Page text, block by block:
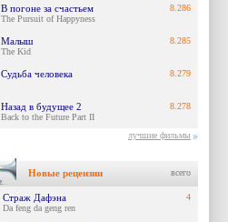
В погоне за счастьем
The Pursuit of Happyness
8.286
Малыш
The Kid
8.285
Судьба человека 8.279
Назад в будущее 2
Back to the Future Part II
8.278
лучшие фильмы
Новые рецензии всего
Страж Дафэна
Da feng da geng ren
4